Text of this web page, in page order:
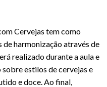
Cervejas tem como
harmonização através de
realizado durante a aula e
estilos de cervejas e
e doce. Ao final,